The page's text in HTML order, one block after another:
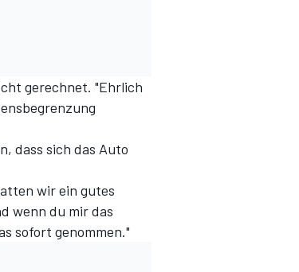
gerechnet. "Ehrlich
dass sich das Auto
wir ein gutes
wenn du mir das
sofort genommen."